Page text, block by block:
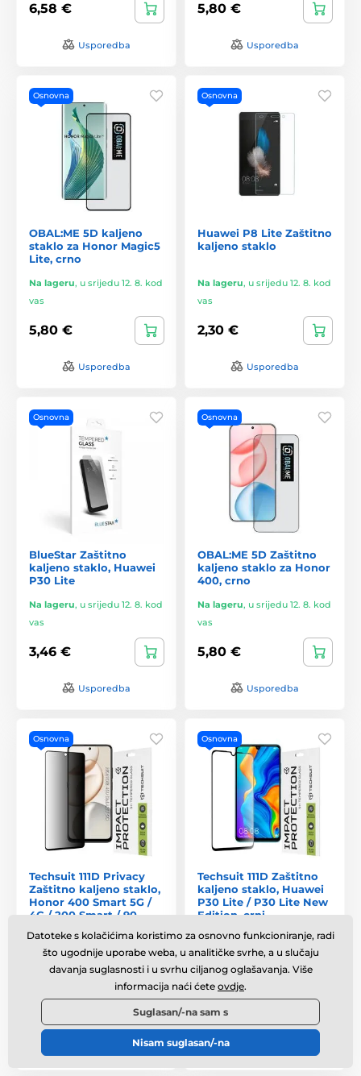
6,58 €
Usporedba
5,80 €
Usporedba
Osnovna
OBAL:ME 5D kaljeno
staklo za Honor Magic5
Lite, crno
Na lageru, u srijedu 12. 8. kod
vas
5,80 €
Usporedba
Osnovna
Huawei P8 Lite Zaštitno
kaljeno staklo
Na lageru, u srijedu 12. 8. kod
vas
2,30 €
Usporedba
Osnovna
BlueStar Zaštitno
kaljeno staklo, Huawei
P30 Lite
Na lageru, u srijedu 12. 8. kod
vas
3,46 €
Usporedba
Osnovna
OBAL:ME 5D Zaštitno
kaljeno staklo za Honor
400, crno
Na lageru, u srijedu 12. 8. kod
vas
5,80 €
Usporedba
Osnovna
Techsuit 111D Privacy
Zaštitno kaljeno staklo,
Honor 400 Smart 5G /
4G / 200 Smart / 90
/ X7b 5G / X7c, crno
Na lageru
u srijedu 12. 8. kod
Osnovna
Techsuit 111D Zaštitno
kaljeno staklo, Huawei
P30 Lite / P30 Lite New
Edition, crni
Na lageru , u srijedu 12. 8. kod
vas
7,74 €
Datoteke s kolačićima koristimo za osnovno funkcioniranje, radi
što ugodnije uporabe weba, u analitičke svrhe, a u slučaju
davanja suglasnosti i u svrhu ciljanog oglašavanja. Više
informacija naći ćete ovdje.
Suglasan/-na sam s
Nisam suglasan/-na